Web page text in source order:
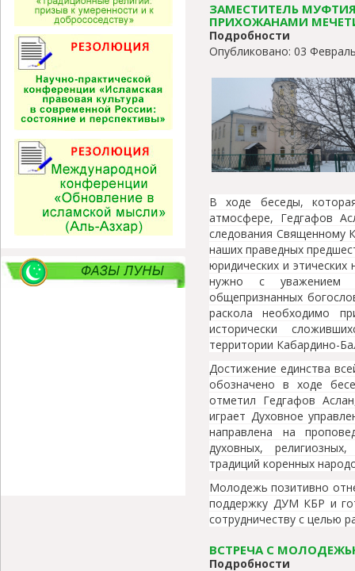
ЗАМЕСТИТЕЛЬ
ПРИХОЖАНАМИ
Подробности
Опубликовано: 03
В ходе беседы,
атмосфере, Гедгафов
следования Священному
наших праведных
юридических и
нужно с уважением
общепризнанных
раскола необходимо
исторически
территории Кабардино-
Достижение единства
обозначено в ходе
отметил Гедгафов
играет Духовное
направлена на
духовных,
традиций коренных
Молодежь позитивно
поддержку ДУМ КБР и
сотрудничеству с целью
ВСТРЕЧА С
Подробности